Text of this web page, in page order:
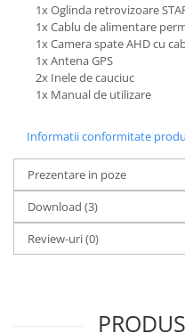
1x Oglinda retrovizoare
1x Cablu de alimentare
1x Camera spate AHD cu
1x Antena GPS
2x Inele de cauciuc
1x Manual de utilizare
Informatii conformitate
Prezentare in poze
Download (3)
Review-uri(0)